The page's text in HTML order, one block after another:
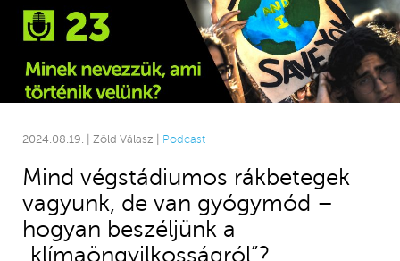
2024.08.19. | Zöld Válasz | Podcast
Mind végstádiumos rákbetegek
vagyunk, de van gyógymód –
hogyan beszéljünk a
„klímaöngyilkosságról”?